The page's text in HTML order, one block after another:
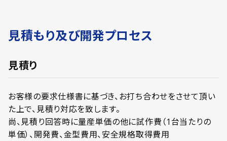
見積もり及び開発プロセス
見積り
お客様の要求仕様書に基づき、お打ち合わせをさせて頂い
た上で、見積り対応を致します。
尚、見積り回答時に量産単価の他に試作費（1台当たりの
単価）、開発費、金型費用、安全規格取得費用